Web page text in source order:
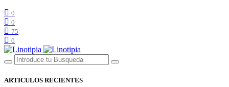
0
0
75
0
ARTICULOS RECIENTES